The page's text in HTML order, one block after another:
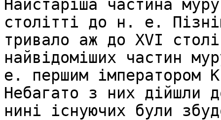
Найстаріша частина
столітті до н. е.
тривало аж до XVI
найвідоміших частин
е. першим імператором
Небагато з них дійшли
нині існуючих були